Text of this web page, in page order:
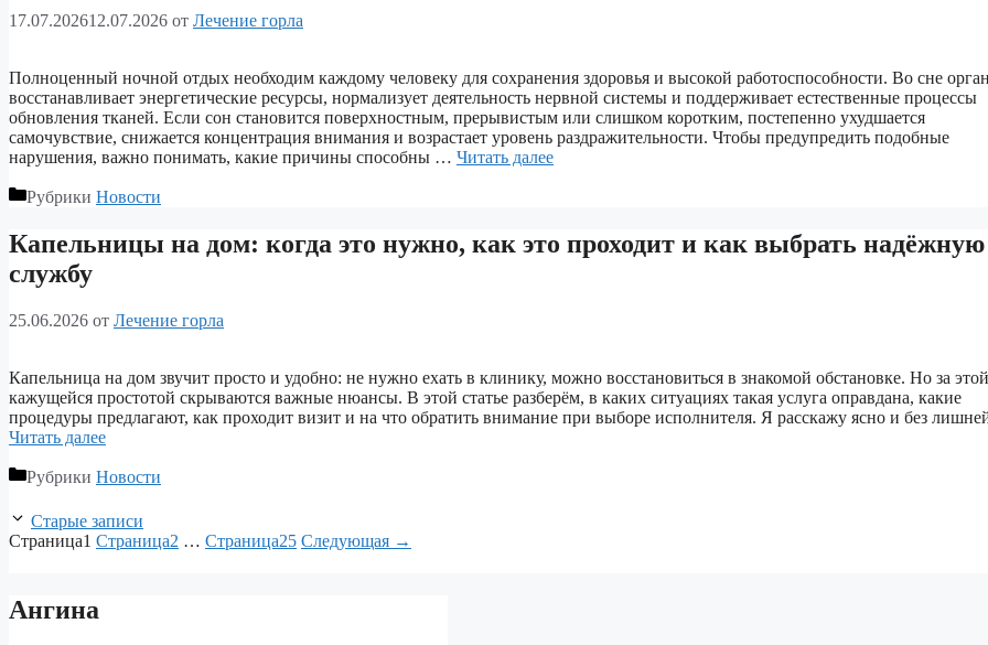
17.07.202612.07.2026 от Лечение горла
Полноценный ночной отдых необходим каждому человеку для сохранения здоровья и высокой работоспособности. Во сне
восстанавливает энергетические ресурсы, нормализует деятельность нервной системы и поддерживает естественные процессы
обновления тканей. Если сон становится поверхностным, прерывистым или слишком коротким, постепенно ухудшается
самочувствие, снижается концентрация внимания и возрастает уровень раздражительности. Чтобы предупредить подобные
нарушения, важно понимать, какие причины способны … Читать далее
Рубрики Новости
Капельницы на дом: когда это нужно, как это проходит и как выбрать надёжную
службу
25.06.2026 от Лечение горла
Капельница на дом звучит просто и удобно: не нужно ехать в клинику, можно восстановиться в знакомой обстановке. Но за этой
кажущейся простотой скрываются важные нюансы. В этой статье разберём, в каких ситуациях такая услуга оправдана, какие
процедуры предлагают, как проходит визит и на что обратить внимание при выборе исполнителя. Я расскажу ясно и без
Читать далее
Рубрики Новости
Старые записи
Страница1 Страница2 … Страница25 Следующая →
Ангина